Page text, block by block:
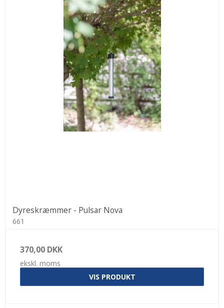
Dyreskræmmer - Pulsar Nova
661
370,00 DKK
ekskl. moms
VIS PRODUKT